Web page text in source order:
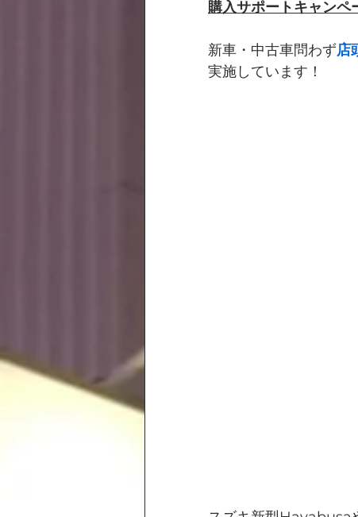
購入サポートキャンペ
新車・中古車問わず店
実施しています！